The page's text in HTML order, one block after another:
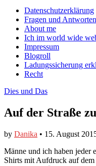
Facebook
anzeigen
Twitter
anzeigen
auf
Instagram
anzeigen
Main
menu
Skip
content
Datenschutzerklärung
Fragen und Antworten
About me
Ich im world wide
Impressum
Blogroll
Ladungssicherung
Recht
Dies und Das
Auf der Straße
by Danika • 15. August
Männe und ich haben jeder
Shirts mit Aufdruck auf